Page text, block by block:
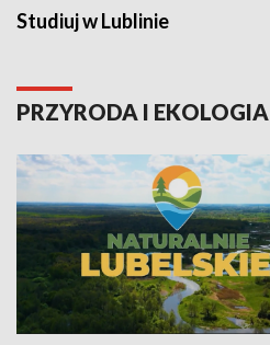
Studiuj w Lublinie
PRZYRODA I EKOLOGIA